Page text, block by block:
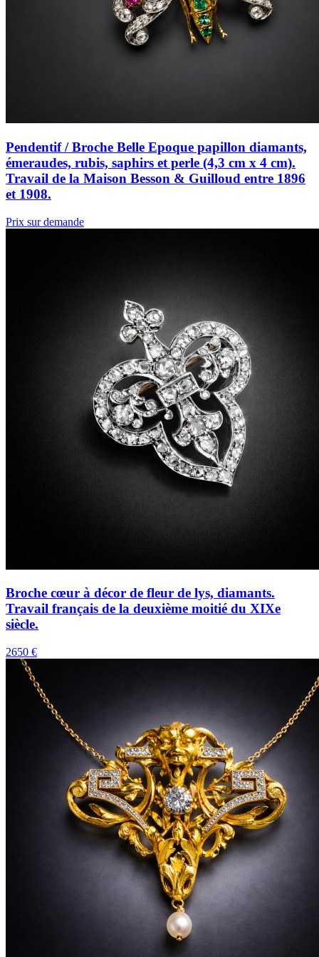
Pendentif / Broche Belle Epoque papillon diamants,
émeraudes, rubis, saphirs et perle (4,3 cm x 4 cm).
Travail de la Maison Besson & Guilloud entre 1896
et 1908.
Prix sur demande
Broche cœur à décor de fleur de lys, diamants.
Travail français de la deuxième moitié du XIXe
siècle.
2650 €